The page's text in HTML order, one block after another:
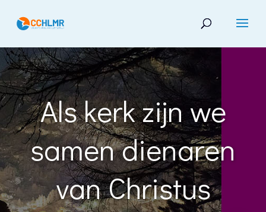
Als kerk zijn we
samen dienaren
van Christus